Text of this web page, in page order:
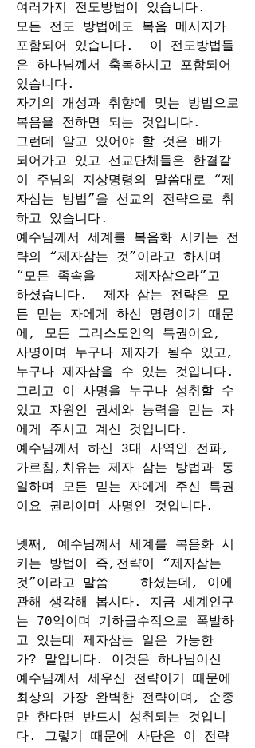
여러가지 전도방법이 있습니다.
모든 전도 방법에도 복음 메시지가
포함되어 있습니다.  이 전도방법들
은 하나님꼐서 축복하시고 포함되어
있습니다.
자기의 개성과 취향에 맞는 방법으로
복음을 전하면 되는 것입니다.
그런데 알고 있어야 할 것은 배가
되어가고 있고 선교단체들은 한결같
이 주님의 지상명령의 말씀대로 “제
자삼는 방법”을 선교의 전략으로 취
하고 있습니다.
예수님께서 세계를 복음화 시키는 전
략의 “제자삼는 것”이라고 하시며
“모든 족속을     제자삼으라”고
하셨습니다.  제자 삼는 전략은 모
든 믿는 자에게 하신 명령이기 때문
에, 모든 그리스도인의 특권이요,
사명이며 누구나 제자가 될수 있고,
누구나 제자삼을 수 있는 것입니다.
그리고 이 사명을 누구나 성취할 수
있고 자원인 권세와 능력을 믿는 자
에게 주시고 계신 것입니다.
예수님께서 하신 3대 사역인 전파,
가르침,치유는 제자 삼는 방법과 동
일하며 모든 믿는 자에게 주신 특권
이요 권리이며 사명인 것입니다.
넷째, 예수님꼐서 세계를 복음화 시
키는 방법이 즉,전략이 “제자삼는
것”이라고 말씀    하셨는데, 이에
관해 생각해 봅시다. 지금 세계인구
는 70억이며 기하급수적으로 폭발하
고 있는데 제자삼는 일은 가능한
가? 말입니다. 이것은 하나님이신
예수님꼐서 세우신 전략이기 때문에
최상의 가장 완벽한 전략이며, 순종
만 한다면 반드시 성취되는 것입니
다. 그렇기 때문에 사탄은 이 전략